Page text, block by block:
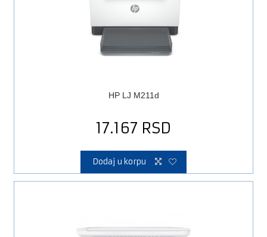
HP LJ M211d
17.167 RSD
Dodaj u korpu